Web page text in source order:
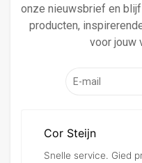
onze nieuwsbrief en
producten,
voor jouw